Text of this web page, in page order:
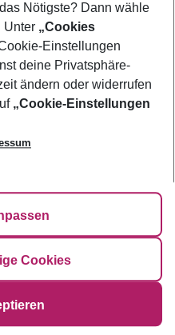
Nötigste? Dann wähle
Unter „Cookies
Einstellungen
deine Privatsphäre-
ändern oder widerrufen
„Cookie-Einstellungen
Cookies